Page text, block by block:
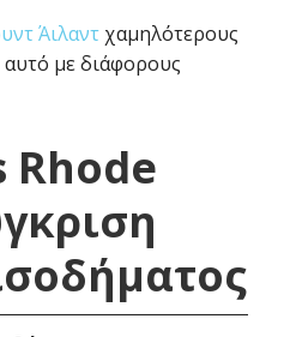
Άιλαντ χαμηλότερους
με διάφορους
Rhode